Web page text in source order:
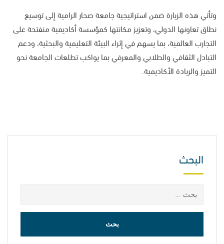
وتأتي هذه الزيارة ضمن استراتيجية جامعة صحار الرامية إلى توسيع
نطاق تعاونها الدولي، وتعزيز مكانتها كمؤسسة أكاديمية منفتحة على
التجارب العالمية، بما يسهم في إثراء البيئة التعليمية والبحثية، ودعم
التبادل الثقافي والطلابي والمعرفي بما يواكب تطلعات الجامعة نحو
التميز والريادة الأكاديمية.
البحث
البحث
عن: